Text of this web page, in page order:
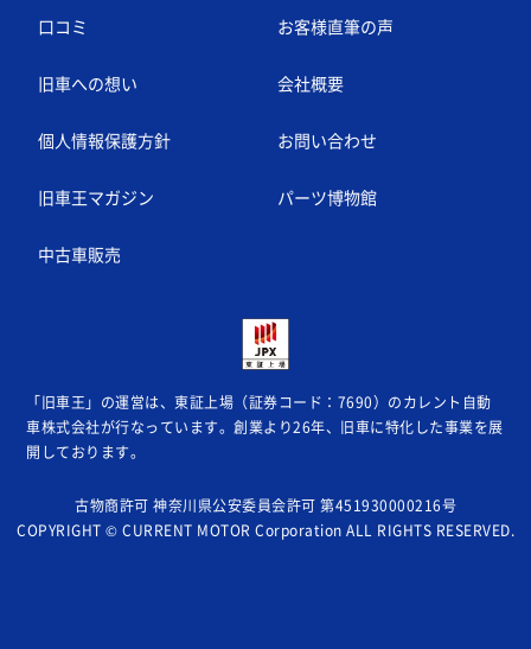
口コミ お客様直筆の声
旧車への想い 会社概要
個人情報保護方針 お問い合わせ
旧車王マガジン パーツ博物館
中古車販売
「旧車王」の運営は、東証上場（証券コード：7690）のカレント自動
車株式会社が行なっています。創業より26年、旧車に特化した事業を展
開しております。
古物商許可 神奈川県公安委員会許可 第451930000216号
COPYRIGHT © CURRENT MOTOR Corporation ALL RIGHTS RESERVED.